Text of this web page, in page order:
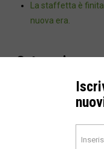
La staffetta è
nuova era.
Categorie
Silent-Matures-